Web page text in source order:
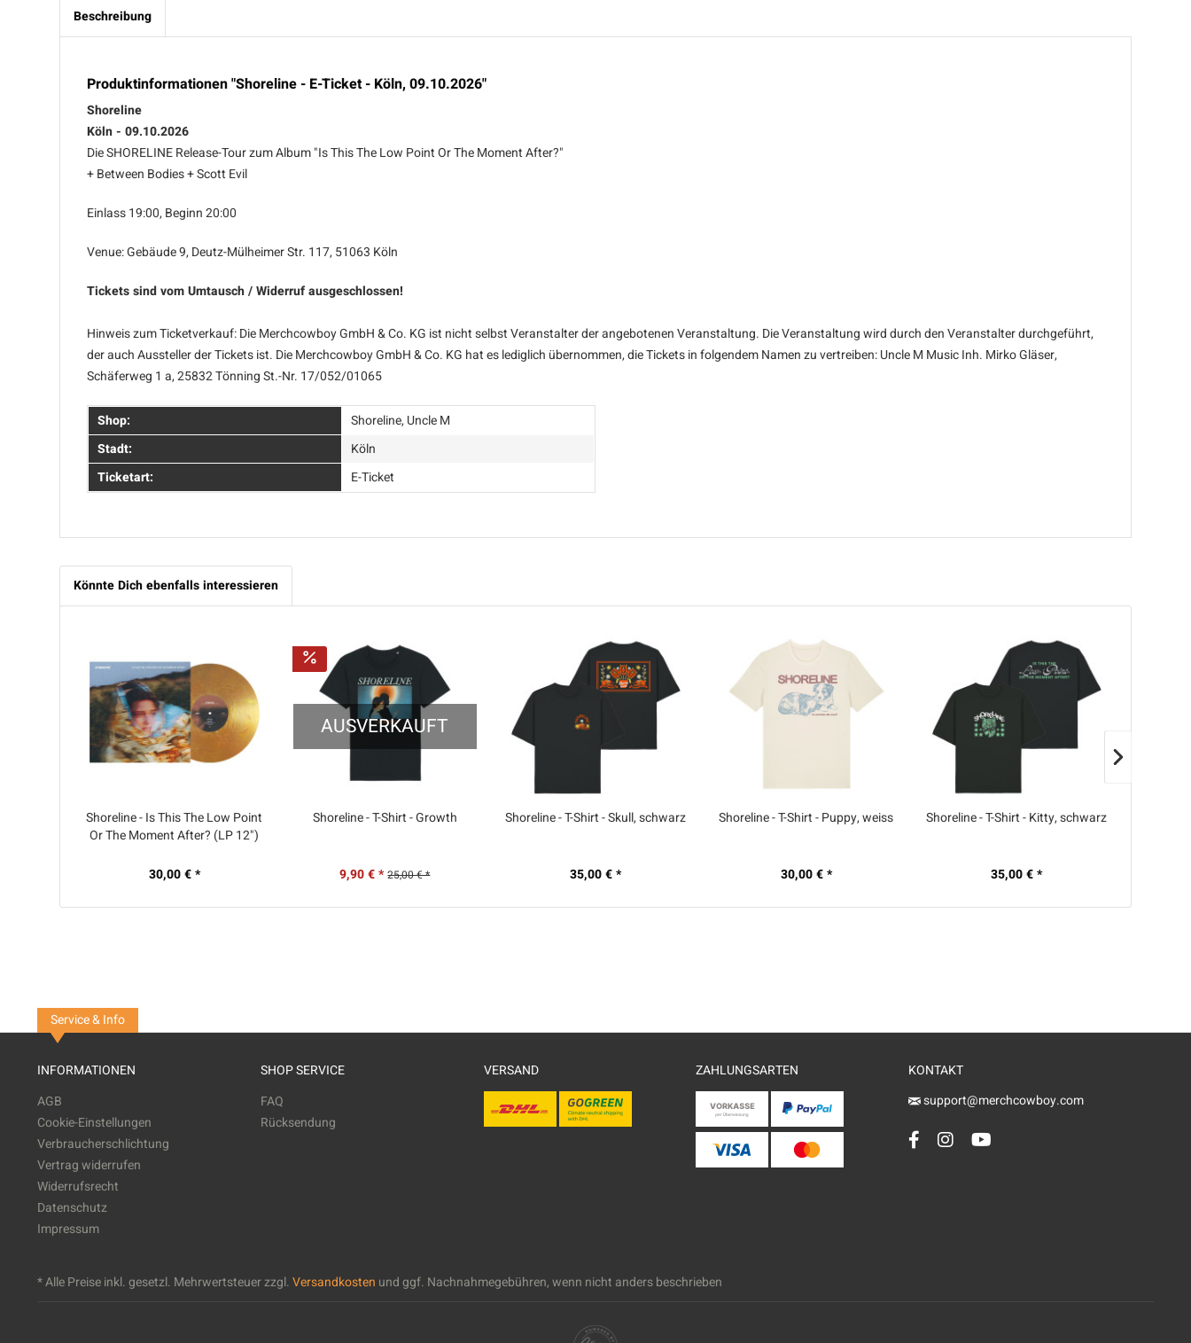
Beschreibung
Produktinformationen "Shoreline - E-Ticket - Köln, 09.10.2026"
Shoreline
Köln - 09.10.2026
Die SHORELINE Release-Tour zum Album "Is This The Low Point Or The Moment After?"
+ Between Bodies + Scott Evil
Einlass 19:00, Beginn 20:00
Venue: Gebäude 9, Deutz-Mülheimer Str. 117, 51063 Köln
Tickets sind vom Umtausch / Widerruf ausgeschlossen!
Hinweis zum Ticketverkauf: Die Merchcowboy GmbH & Co. KG ist nicht selbst Veranstalter der angebotenen Veranstaltung. Die Veranstaltung wird durch den Veranstalter durchgeführt,
der auch Aussteller der Tickets ist. Die Merchcowboy GmbH & Co. KG hat es lediglich übernommen, die Tickets in folgendem Namen zu vertreiben: Uncle M Music Inh. Mirko Gläser,
Schäferweg 1 a, 25832 Tönning St.-Nr. 17/052/01065
Shop:
Shoreline, Uncle M
Stadt:
Köln
Ticketart:
E-Ticket
Könnte Dich ebenfalls interessieren
Shoreline - Is This The Low Point
Or The Moment After? (LP 12")
30,00 € *
AUSVERKAUFT
Shoreline - T-Shirt - Growth
9,90 € * 25,00 € *
Shoreline - T-Shirt - Skull, schwarz
35,00 € *
Shoreline - T-Shirt - Puppy, weiss
30,00 € *
Shoreline - T-Shirt - Kitty, schwarz
35,00 € *
Service & Info
INFORMATIONEN
AGB
Cookie-Einstellungen
Verbraucherschlichtung
Vertrag widerrufen
Widerrufsrecht
Datenschutz
Impressum
SHOP SERVICE
FAQ
Rücksendung
VERSAND ZAHLUNGSARTEN
KONTAKT
support@merchcowboy.com
* Alle Preise inkl. gesetzl. Mehrwertsteuer zzgl.Versandkosten und ggf. Nachnahmegebühren, wenn nicht anders beschrieben